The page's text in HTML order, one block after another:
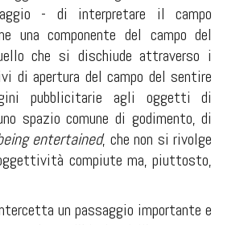
- di interpretare il campo
una componente del campo del
che si dischiude attraverso i
di apertura del campo del sentire
pubblicitarie agli oggetti di
spazio comune di godimento, di
entertained, che non si rivolge
compiute ma, piuttosto,
un passaggio importante e